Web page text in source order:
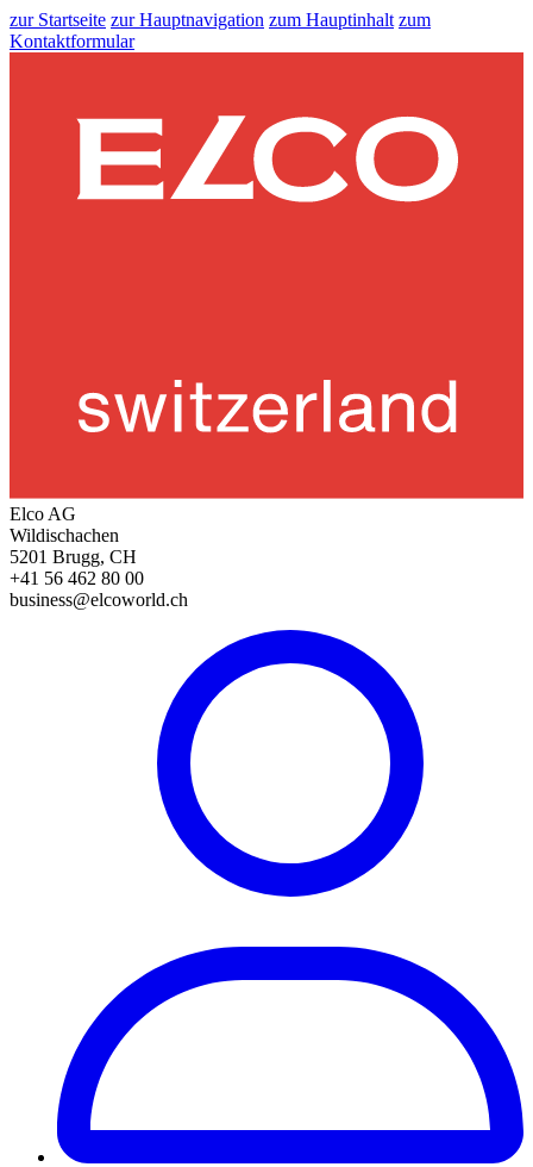
zur Startseite zur Hauptnavigation zum Hauptinhalt zum
Kontaktformular
Elco AG
Wildischachen
5201 Brugg, CH
+41 56 462 80 00
business@elcoworld.ch